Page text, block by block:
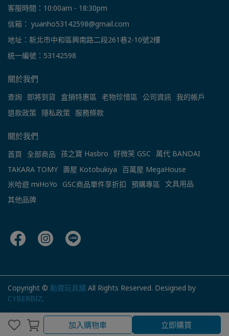
加入購物車 立即購買
客服時間：10:00am - 18:30pm
信箱： yuanho53142598@gmail.com
地址：新北市中和區興南路二段261巷2-10號2樓
統一編號：53142598
關於我們
查詢 即將到貨 盒損特惠區 老物珍惜區 公司資訊 我的帳戶
退款政策 隱私政策 服務條款
關於我們
首頁 全部商品 孩之寶 Hasbro 好微笑 GSC
萬代 BANDAI
TAKARA TOMY 壽屋 Kotobukiya
百萬屋 MegaHouse
米哈遊 miHoYo GSC商品單件享折扣 預購專區 文具用品
其他品牌
Copyright © 勳寶玩具舖 All Rights Reserved. Designed by
CYBERBIZ.